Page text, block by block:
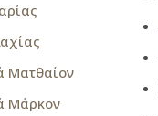
Ματθαίον
Μάρκον